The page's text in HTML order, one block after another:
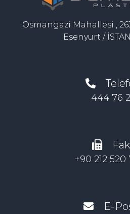
Osmangazi Mahallesi ,
Esenyurt /
444 76
+90 212 520
E-